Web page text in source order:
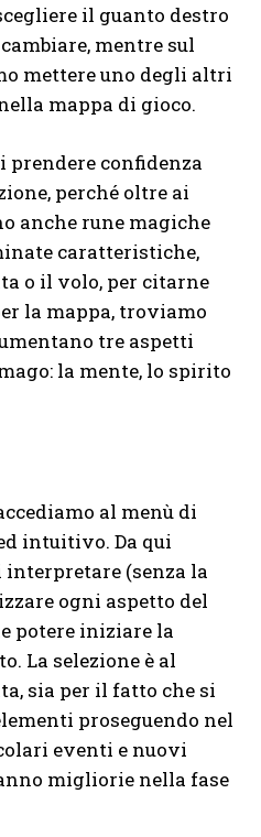
il guanto destro
mentre sul
mettere uno degli altri
mappa di gioco.
confidenza
perché oltre ai
anche rune magiche
caratteristiche,
o il volo, per citarne
la mappa, troviamo
tre aspetti
la mente, lo spirito
al menù di
intuitivo. Da qui
(senza la
ogni aspetto del
potere iniziare la
La selezione è al
sia per il fatto che si
proseguendo nel
eventi e nuovi
migliorie nella fase